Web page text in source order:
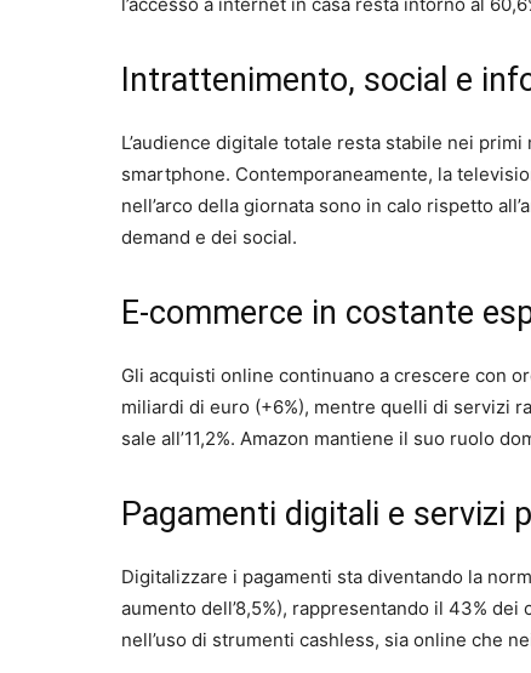
Intrattenimento, social e
L’audience digitale totale resta stabile nei
smartphone. Contemporaneamente, la
nell’arco della giornata sono in calo rispetto
demand e dei social.
E-commerce in costante
Gli acquisti online continuano a crescere con
miliardi di euro (+6%), mentre quelli di servizi
sale all’11,2%. Amazon mantiene il suo ruolo
Pagamenti digitali e servizi
Digitalizzare i pagamenti sta diventando la
aumento dell’8,5%), rappresentando il 43%
nell’uso di strumenti cashless, sia online che